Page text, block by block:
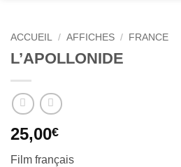
ACCUEIL / AFFICHES / FRANCE
L’APOLLONIDE
25,00€
Film français